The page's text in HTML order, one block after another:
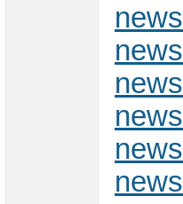
news
news
news
news
news
news